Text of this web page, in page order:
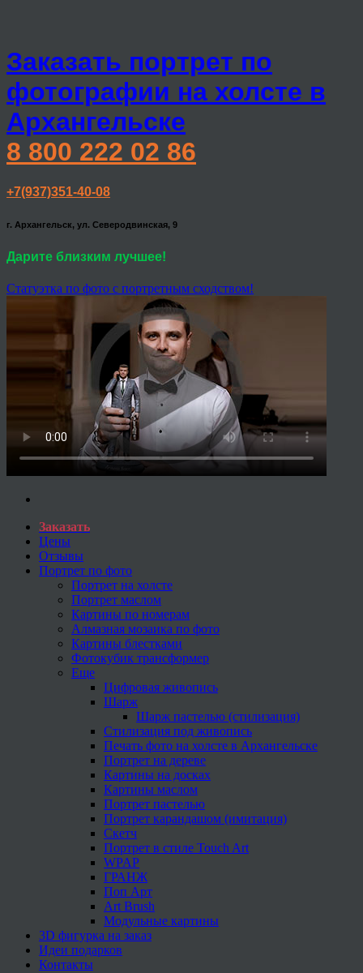
Заказать портрет по
фотографии на холсте в
Архангельске
8 800 222 02 86
+7(937)351-40-08
г. Архангельск, ул. Северодвинская, 9
Дарите близким лучшее!
Статуэтка по фото с портретным сходством!
Заказать
Цены
Отзывы
Портрет по фото
Портрет на холсте
Портрет маслом
Картины по номерам
Алмазная мозаика по фото
Картины блестками
Фотокубик трансформер
Еще
Цифровая живопись
Шарж
Шарж пастелью (стилизация)
Стилизация под живопись
Печать фото на холсте в Архангельске
Портрет на дереве
Картины на досках
Картины маслом
Портрет пастелью
Портрет карандашом (имитация)
Скетч
Портрет в стиле Touch Art
WPAP
ГРАНЖ
Поп Арт
Art Brush
Модульные картины
3D фигурка на заказ
Идеи подарков
Контакты